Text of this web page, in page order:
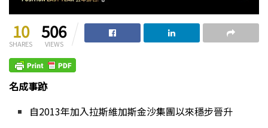
10
SHARES
506
VIEWS
名成事跡
自2013年加入拉斯維加斯金沙集團以來穩步晉升